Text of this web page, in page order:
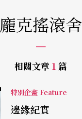
龐克搖滾舍
相關文章 1 篇
特別企畫 Feature
邊緣紀實